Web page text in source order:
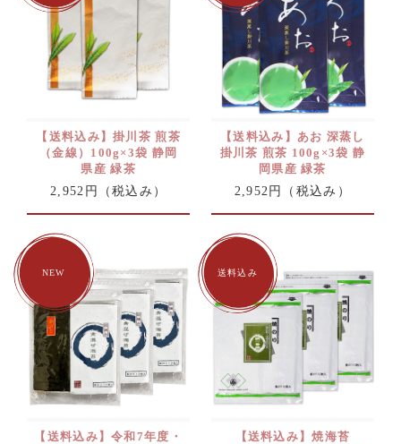
【送料込み】掛川茶 煎茶
（金線）100g×3袋 静岡
県産 緑茶
2,952円
（税込み）
【送料込み】あお 深蒸し
掛川茶 煎茶 100g×3袋 静
岡県産 緑茶
2,952円
（税込み）
【送料込み】令和7年度・
【送料込み】焼海苔